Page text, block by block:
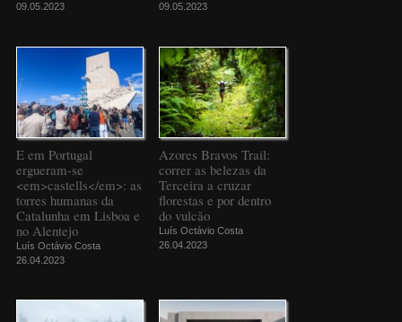
09.05.2023
09.05.2023
E em Portugal
ergueram-se
<em>castells</em>: as
torres humanas da
Catalunha em Lisboa e
no Alentejo
Luís Octávio Costa
26.04.2023
Azores Bravos Trail:
correr as belezas da
Terceira a cruzar
florestas e por dentro
do vulcão
Luís Octávio Costa
26.04.2023